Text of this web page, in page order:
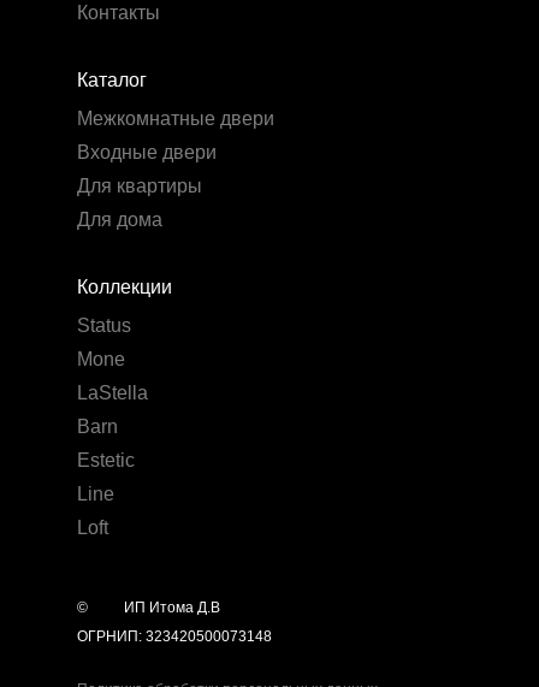
Коллекции
Status
Mone
LaStella
Barn
Estetic
Line
Loft
Каталог
Межкомнатные двери
Входные двери
Для квартиры
Для дома
Контакты
©
ИП Итома Д.В
ОГРНИП: 323420500073148